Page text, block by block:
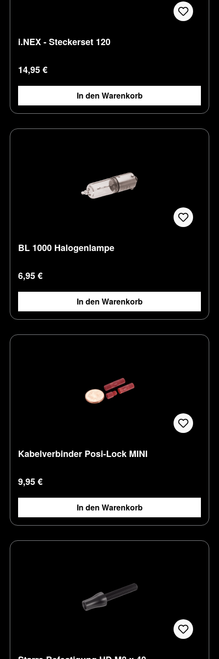
i.NEX - Steckerset 120
Regulärer Preis:
14,95 €
In den Warenkorb
BL 1000 Halogenlampe
Regulärer Preis:
6,95 €
In den Warenkorb
Kabelverbinder Posi-Lock MINI
Regulärer Preis:
9,95 €
In den Warenkorb